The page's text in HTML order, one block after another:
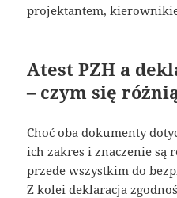
projektantem,
Atest PZH a
– czym się
Choć oba dokumenty
ich zakres i znaczenie są
przede wszystkim do
Z kolei deklaracja